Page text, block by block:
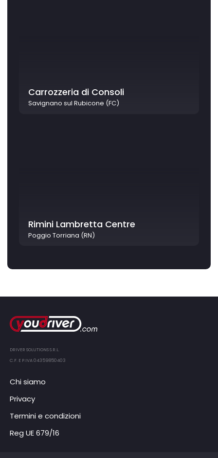
Carrozzeria di Consoli
Savignano sul Rubicone (FC)
Rimini Lambretta Centre
Poggio Torriana (RN)
DRIVER SOLUTIONS S.R.L.
C.F. E P.IVA 04359850403
Chi siamo
Privacy
Termini e condizioni
Reg UE 679/16